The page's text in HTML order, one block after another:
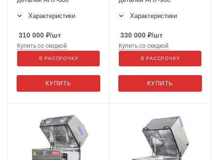
Характеристики
310 000 ₽/шт
КУПИТЬ
Купить со скидкой
В РАССРОЧКУ
Характеристики
330 000 ₽/шт
КУПИТЬ
Купить со скидкой
В РАССРОЧКУ